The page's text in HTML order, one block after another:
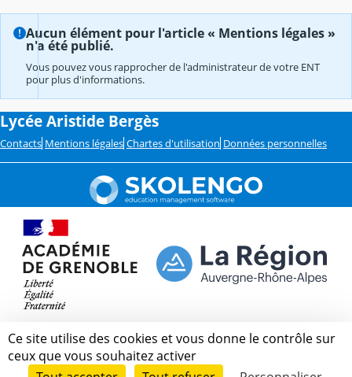
Aucun élément pour l'article « Mentions légales »
n'a été publié.
Vous pouvez vous rapprocher de l'administrateur de votre ENT
pour plus d'informations.
Lycée Aristide Bergès
Contacts Mentions légales Chartes d'utilisation Données personnelles
Ce site utilise des cookies et vous donne le contrôle sur
ceux que vous souhaitez activer